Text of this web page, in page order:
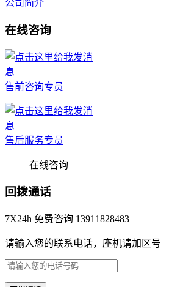
公司简介
在线咨询
售前咨询专员
售后服务专员
在线咨询
回拨通话
7X24h 免费咨询 13911828483
请输入您的联系电话，座机请加区号